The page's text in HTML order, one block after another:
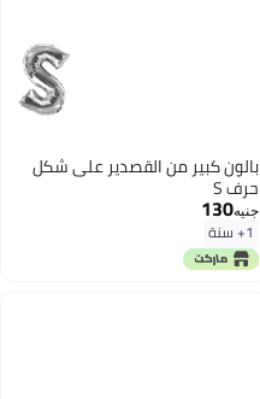
بالون كبير من القصدير على شكل
حرف S
جنيه130
1+ سنة